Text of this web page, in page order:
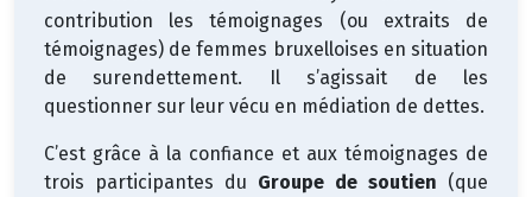
contribution les témoignages (ou extraits de
témoignages) de femmes bruxelloises en situation
de surendettement. Il s’agissait de les
questionner sur leur vécu en médiation de dettes.
C’est grâce à la confiance et aux témoignages de
trois participantes du Groupe de soutien (que